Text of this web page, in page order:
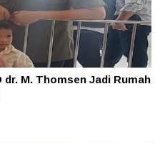
dr. M. Thomsen Jadi Rumah